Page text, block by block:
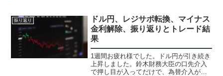
振り返り
ドル円、レジサポ転換、マイナス
金利解除、振り返りとトレード結
果
1週間お疲れ様でした。ドル円が引き続き
上昇しました。鈴木財務大臣の口先介入
で押し目が入ってだけで、為替介入があ